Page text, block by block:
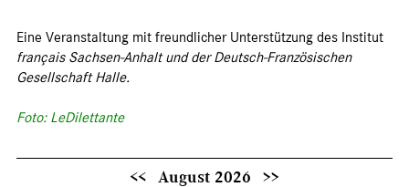
Eine Veranstaltung mit freundlicher Unterstützung des Institut
français Sachsen-Anhalt und der Deutsch-Französischen
Gesellschaft Halle.
Foto: LeDilettante
<< August 2026 >>